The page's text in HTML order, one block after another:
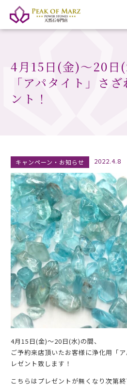
4月15日(金)〜20日
「アパタイト」さ
ント！
キャンペーン・お知らせ 2022.4.8
4月15日(金)〜20日(水)の間、
ご予約来店頂いたお客様に浄化用「
レゼント致します！
こちらはプレゼントが無くなり次第終